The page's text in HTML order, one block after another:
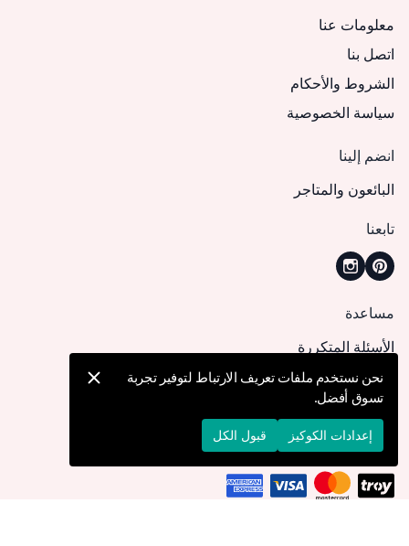
معلومات عنا
اتصل بنا
الشروط والأحكام
سياسة الخصوصية
انضم إلينا
البائعون والمتاجر
تابعنا
مساعدة
الأسئلة المتكررة
كيف يمكنني تقديم طلب؟
الشحن والتوصيل
الإرجاع والإلغاء
نحن نستخدم ملفات تعريف الارتباط لتوفير تجربة
تسوق أفضل.
إعدادات الكوكيز قبول الكل